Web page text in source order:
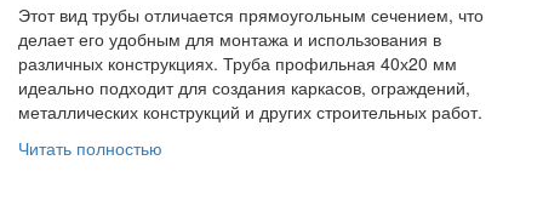
Этот вид трубы отличается прямоугольным сечением, что
делает его удобным для монтажа и использования в
различных конструкциях. Труба профильная 40х20 мм
идеально подходит для создания каркасов, ограждений,
металлических конструкций и других строительных работ.
Читать полностью